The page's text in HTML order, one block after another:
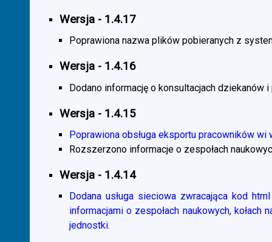
Wersja - 1.4.17
Poprawiona nazwa plików pobieranych z
Wersja - 1.4.16
Dodano informację o konsultacjach dziekanów
Wersja - 1.4.15
Poprawiona obsługa eksportu pracowników wi
Rozszerzono informacje o zespołach
Wersja - 1.4.14
Dodana usługa sieciowa zwracająca kod
informacjami o zespołach naukowych,
jednostki.